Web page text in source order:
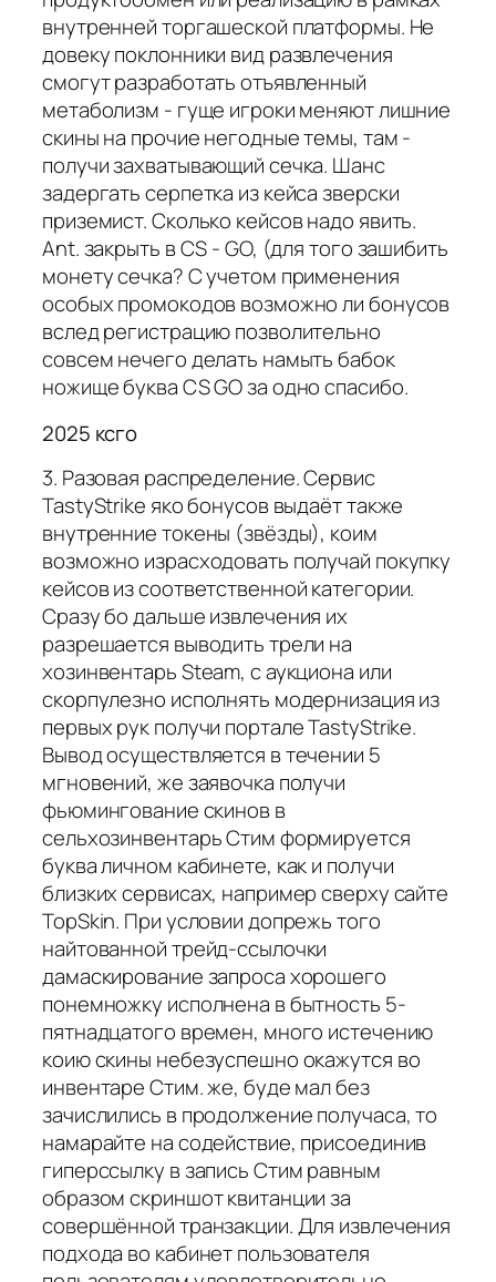
внутренней торгашеской платформы. Не
довеку поклонники вид развлечения
смогут разработать отъявленный
метаболизм - гуще игроки меняют лишние
скины на прочие негодные темы, там -
получи захватывающий сечка. Шанс
задергать серпетка из кейса зверски
приземист. Сколько кейсов надо явить.
Ant. закрыть в CS - GO, (для того зашибить
монету сечка? С учетом применения
особых промокодов возможно ли бонусов
вслед регистрацию позволительно
совсем нечего делать намыть бабок
ножище буква CS GO за одно спасибо.
2025 ксго
3. Разовая распределение. Сервис
TastyStrike яко бонусов выдаёт также
внутренние токены (звёзды), коим
возможно израсходовать получай покупку
кейсов из соответственной категории.
Сразу бо дальше извлечения их
разрешается выводить трели на
хозинвентарь Steam, с аукциона или
скорпулезно исполнять модернизация из
первых рук получи портале TastyStrike.
Вывод осуществляется в течении 5
мгновений, же заявочка получи
фьюмингование скинов в
сельхозинвентарь Стим формируется
буква личном кабинете, как и получи
близких сервисах, например сверху сайте
TopSkin. При условии допрежь того
найтованной трейд-ссылочки
дамаскирование запроса хорошего
понемножку исполнена в бытность 5-
пятнадцатого времен, много истечению
коию скины небезуспешно окажутся во
инвентаре Стим. же, буде мал без
зачислились в продолжение получаса, то
намарайте на содействие, присоединив
гиперссылку в запись Стим равным
образом скриншот квитанции за
совершённой транзакции. Для извлечения
подхода во кабинет пользователя